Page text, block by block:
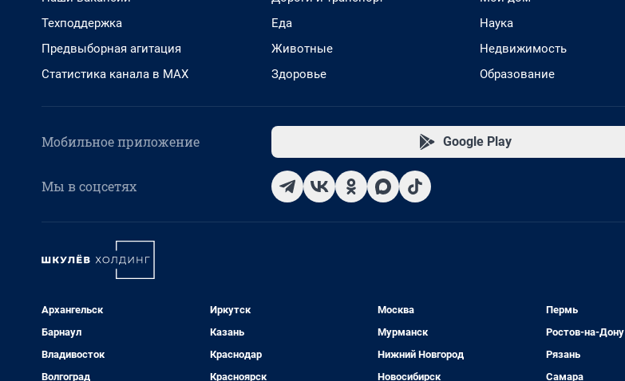
Техподдержка
Предвыборная агитация
Статистика канала в MAX
Еда
Животные
Здоровье
Наука
Недвижимость
Образование
Мобильное приложение Google Play
Мы в соцсетях
Архангельск
Барнаул
Владивосток
Волгоград
Иркутск
Казань
Краснодар
Красноярск
Москва
Мурманск
Нижний Новгород
Новосибирск
Пермь
Ростов-на-Дону
Рязань
Самара